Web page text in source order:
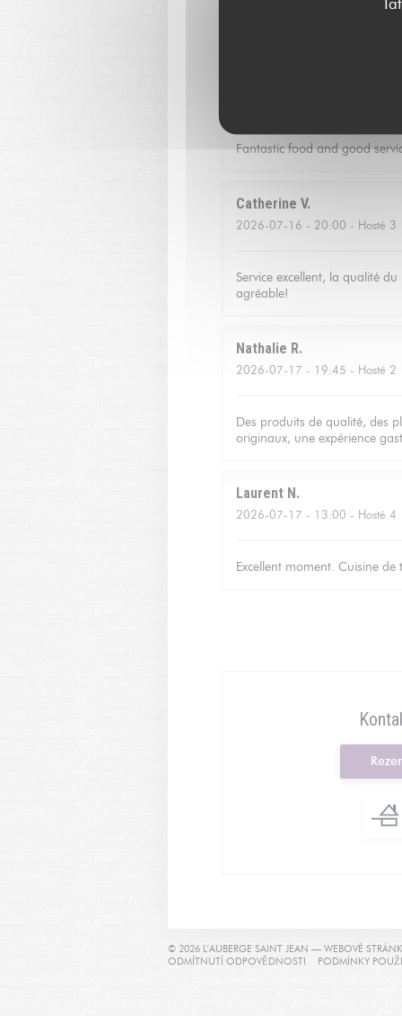
Fantastic food and good
Catherine V
2026-07-16 - 20:00 - Hosté 3
Service excellent, la qualité
agréable!
Nathalie R
2026-07-17 - 19:45 - Hosté 2
Des produits de qualité, des
originaux, une expérience
Laurent N
2026-07-17 - 13:00 - Hosté 4
Excellent moment. Cuisine
© 2026 L'AUBERGE SAINT JEAN — WEBOVÉ
ODMÍTNUTÍ ODPOVĚDNOSTI ((OTEVŘE SE V
PODMÍNKY